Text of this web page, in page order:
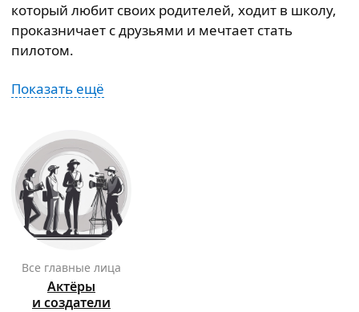
который любит своих родителей, ходит в школу,
проказничает с друзьями и мечтает стать
пилотом.
Показать ещё
Все главные лица
Актёры
и создатели